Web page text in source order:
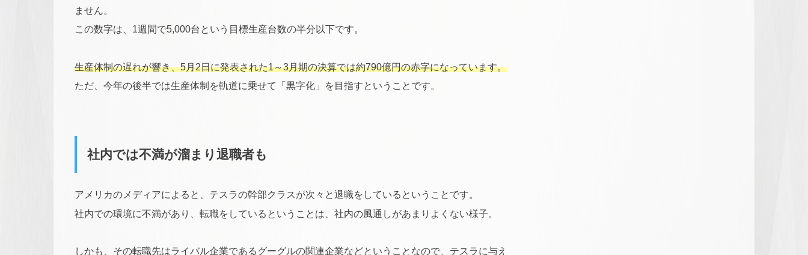
ません。
この数字は、1週間で5,000台という目標生産台数の半分以下です。
生産体制の遅れが響き、5月2日に発表された1～3月期の決算では約790億円の赤字になっています。
ただ、今年の後半では生産体制を軌道に乗せて「黒字化」を目指すということです。
社内では不満が溜まり退職者も
アメリカのメディアによると、テスラの幹部クラスが次々と退職をしているということです。
社内での環境に不満があり、転職をしているということは、社内の風通しがあまりよくない様子。
しかも、その転職先はライバル企業であるグーグルの関連企業などということなので、テスラに与え